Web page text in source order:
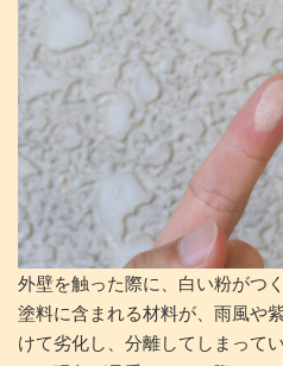
外壁を触った際に、白い粉がつく
塗料に含まれる材料が、雨風や
けて劣化し、分離してしまって